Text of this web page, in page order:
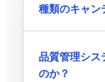
種類のキャン
品質管理シス
のか？